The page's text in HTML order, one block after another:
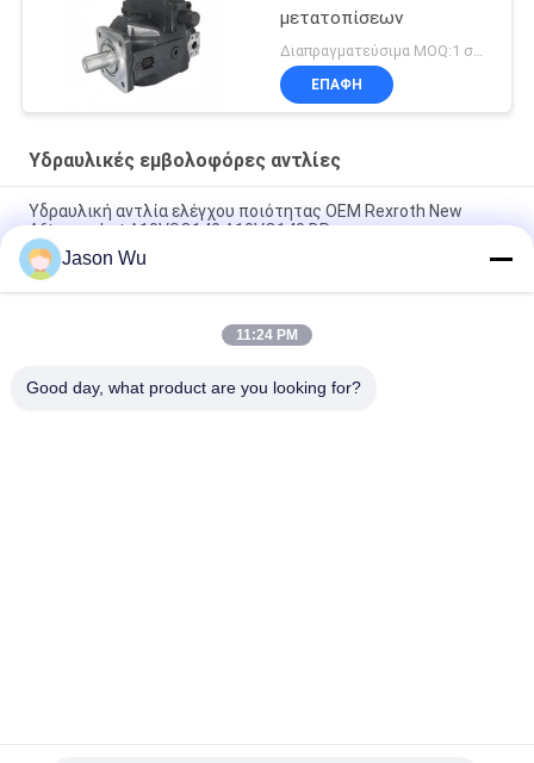
μετατοπίσεων
ΕΠΑΦΉ
Υδραυλικές εμβολοφόρες αντλίες
Υδραυλική αντλία ελέγχου ποιότητας OEM Rexroth New
Aftermarket A10VSO140 A10VO140 DR
OEM ποιότητα K3V180DT Kawasaki K3V σειρά σκάφους
αντλία εργοστασιακή τιμή αποστολή γρήγορη
OEM Rexroth A4VSO355 Hydraulic Pump Rexroth AA4VSO355
Jason Wu
11:24 PM
Good day, what product are you looking for?